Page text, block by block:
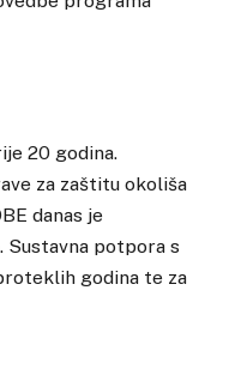
20 godina.
za zaštitu okoliša
danas je
Sustavna potpora s
godina te za